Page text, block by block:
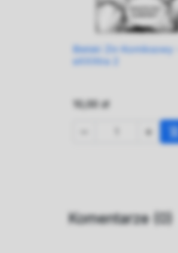
 Szybki
Bielski Zin Komiksowy
eXXXtra 2
10,00 zł

Komentarze (0)